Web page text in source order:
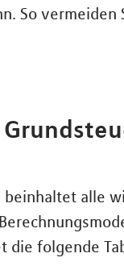
So
alle
die folgende